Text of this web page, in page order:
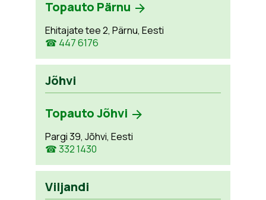
Topauto Pärnu
Ehitajate tee 2, Pärnu, Eesti
☎ 447 6176
Jõhvi
Topauto Jõhvi
Pargi 39, Jõhvi, Eesti
☎ 332 1430
Viljandi